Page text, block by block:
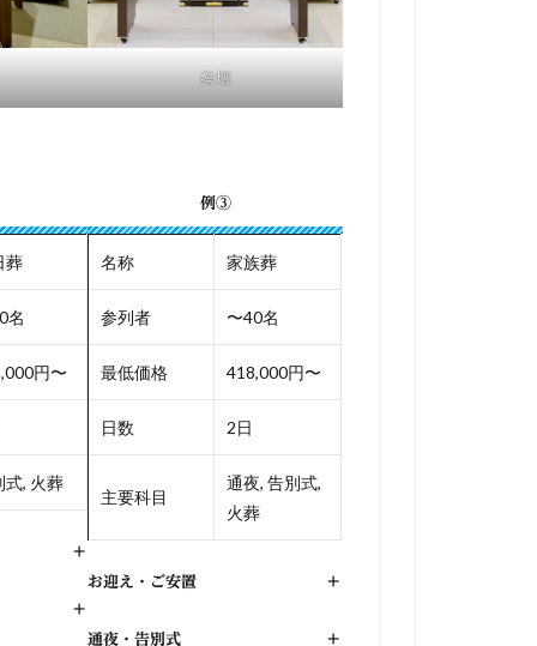
祭壇
葬
名
円〜
式, 火葬
+
+
例③
名称 家族葬
参列者 〜40名
最低価格 418,000円〜
日数 2日
主要科目
通夜, 告別式,
火葬
お迎え・ご安置 +
通夜・告別式 +